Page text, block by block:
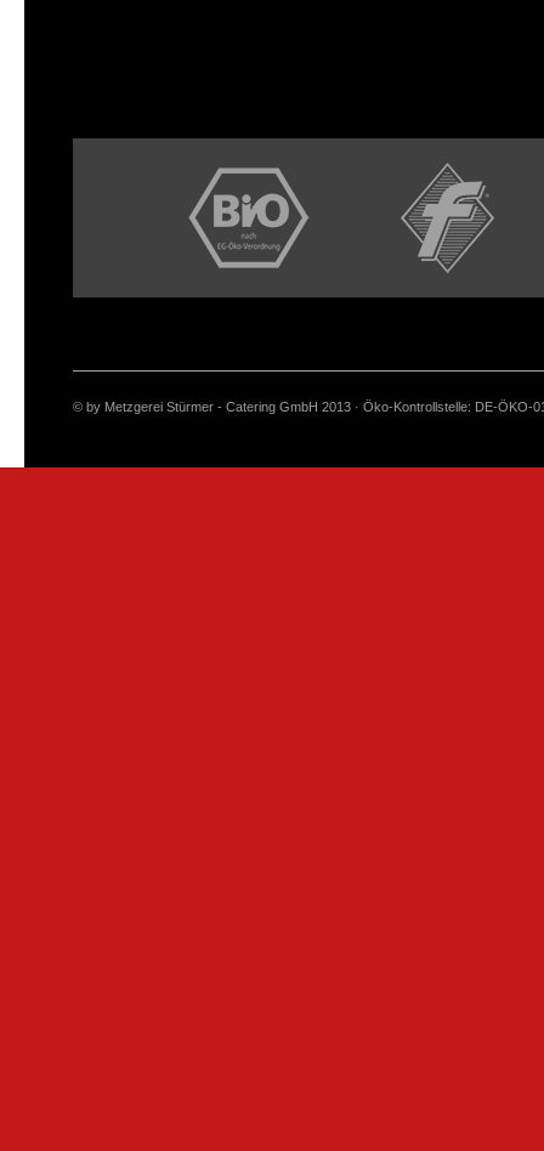
© by Metzgerei Stürmer - Catering GmbH 2013 · Öko-Kontrollstelle: DE-ÖKO-